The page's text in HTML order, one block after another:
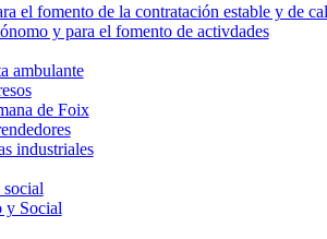
el fomento de la contratación estable y de
y para el fomento de activdades
ambulante
de Foix
industriales
y Social